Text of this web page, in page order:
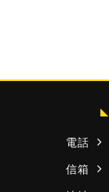
電話
信箱